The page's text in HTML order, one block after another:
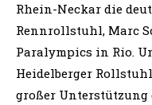
Rhein-Neckar die
Rennrollstuhl, Marc
Paralympics in Rio.
Heidelberger
großer Unterstützung